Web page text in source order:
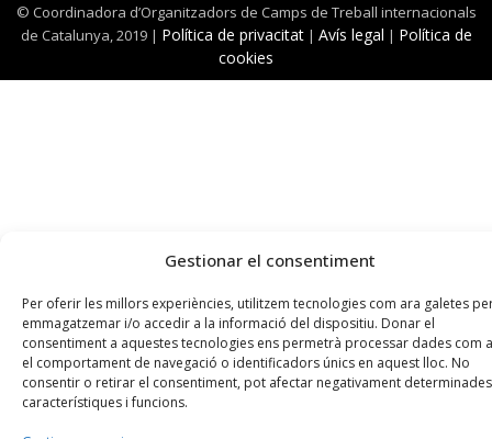
Gestionar el consentiment
Per oferir les millors experiències, utilitzem tecnologies com ara galetes
emmagatzemar i/o accedir a la informació del dispositiu. Donar el
consentiment a aquestes tecnologies ens permetrà processar dades com
el comportament de navegació o identificadors únics en aquest lloc. No
consentir o retirar el consentiment, pot afectar negativament determinades
característiques i funcions.
© Coordinadora d’Organitzadors de Camps de Treball internacionals
de Catalunya, 2019 | Política de privacitat| Avís legal | Política de
cookies